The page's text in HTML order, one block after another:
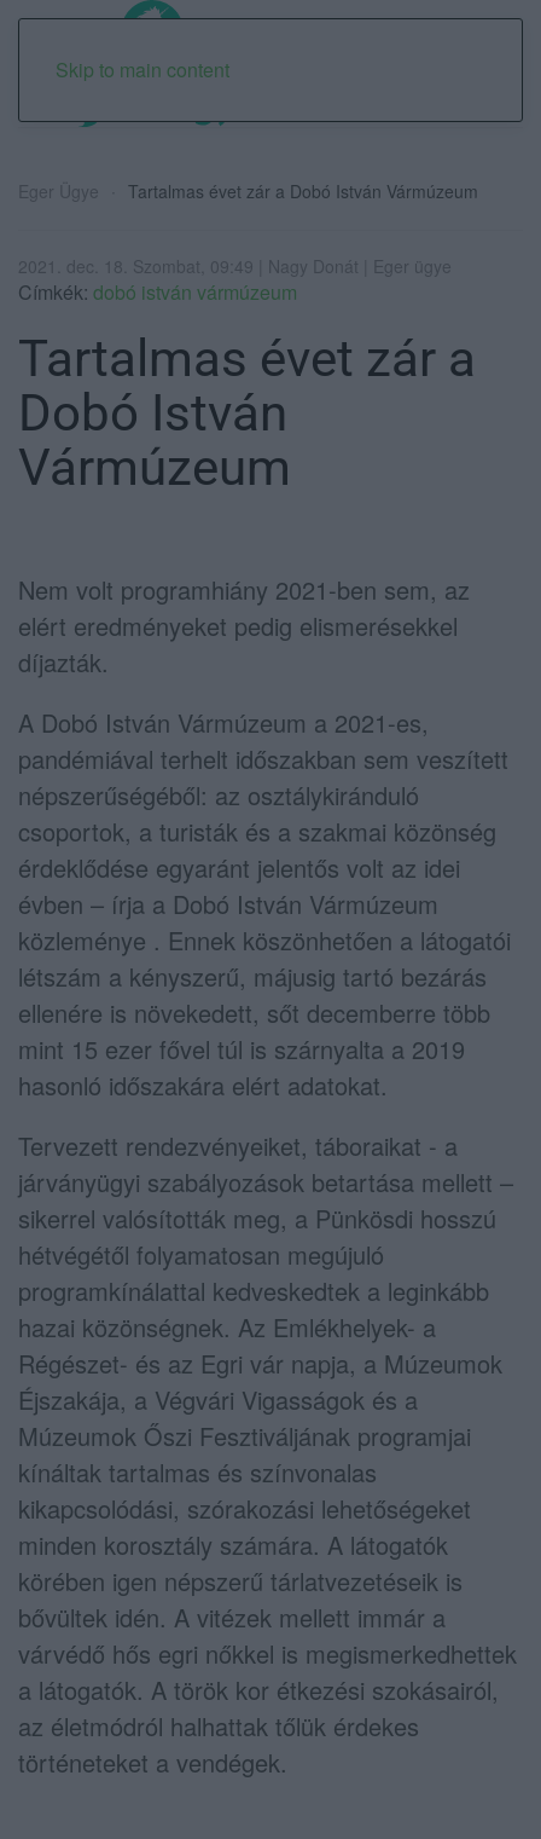
Skip to main content
Eger Ügye Tartalmas évet zár a Dobó István Vármúzeum
2021. dec. 18. Szombat, 09:49 | Nagy Donát | Eger ügye
Címkék: dobó istván vármúzeum
Tartalmas évet zár a
Dobó István
Vármúzeum
Nem volt programhiány 2021-ben sem, az
elért eredményeket pedig elismerésekkel
díjazták.
A Dobó István Vármúzeum a 2021-es,
pandémiával terhelt időszakban sem veszített
népszerűségéből: az osztálykiránduló
csoportok, a turisták és a szakmai közönség
érdeklődése egyaránt jelentős volt az idei
évben – írja a Dobó István Vármúzeum
közleménye . Ennek köszönhetően a látogatói
létszám a kényszerű, májusig tartó bezárás
ellenére is növekedett, sőt decemberre több
mint 15 ezer fővel túl is szárnyalta a 2019
hasonló időszakára elért adatokat.
Tervezett rendezvényeiket, táboraikat - a
járványügyi szabályozások betartása mellett –
sikerrel valósították meg, a Pünkösdi hosszú
hétvégétől folyamatosan megújuló
programkínálattal kedveskedtek a leginkább
hazai közönségnek. Az Emlékhelyek- a
Régészet- és az Egri vár napja, a Múzeumok
Éjszakája, a Végvári Vigasságok és a
Múzeumok Őszi Fesztiváljának programjai
kínáltak tartalmas és színvonalas
kikapcsolódási, szórakozási lehetőségeket
minden korosztály számára. A látogatók
körében igen népszerű tárlatvezetéseik is
bővültek idén. A vitézek mellett immár a
várvédő hős egri nőkkel is megismerkedhettek
a látogatók. A török kor étkezési szokásairól,
az életmódról halhattak tőlük érdekes
történeteket a vendégek.